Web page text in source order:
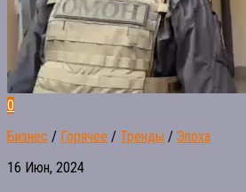
0
Бизнес / Горячее / Тренды / Эпоха
16 Июн, 2024